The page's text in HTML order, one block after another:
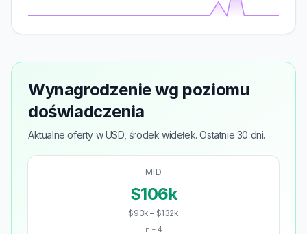
Wynagrodzenie wg poziomu
doświadczenia
Aktualne oferty w USD, środek widełek. Ostatnie 30 dni.
MID
$106k
$93k – $132k
n = 4